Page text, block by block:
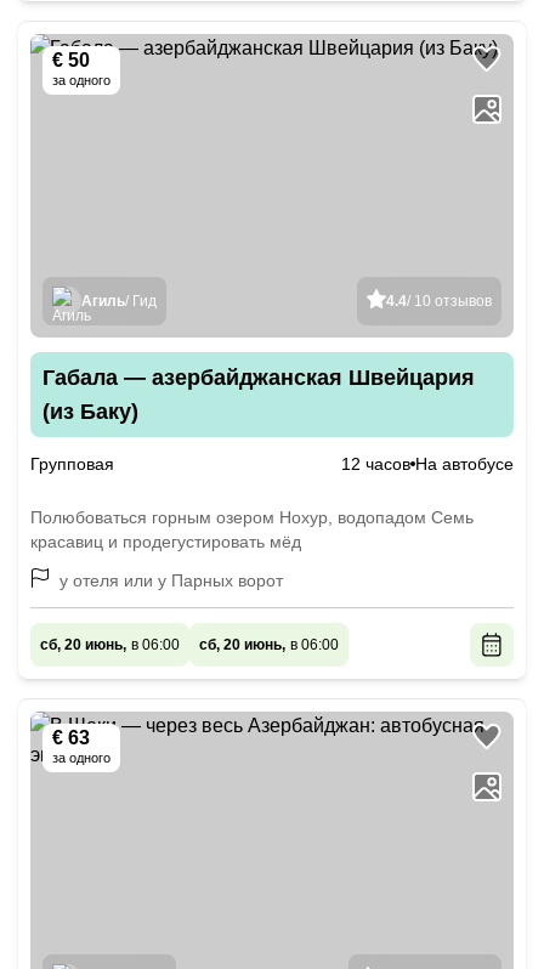
€ 50
за одного
4.4/ 10 отзывов
Агиль/ Гид
Габала — азербайджанская Швейцария
(из Баку)
Групповая 12 часов На автобусе
Полюбоваться горным озером Нохур, водопадом Семь
красавиц и продегустировать мёд
у отеля или у Парных ворот
сб, 20 июнь, в 06:00 сб, 20 июнь, в 06:00
€ 63
за одного